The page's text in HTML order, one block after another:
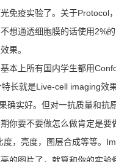
免疫实验了。关于Protocol
想通透细胞膜的话使用2%
果。
本上所有国内学生都用
长就是Live-cell imaging
确实好。但对一抗质量和抗
你要不要做怎么做肯定是
，亮度，图层合成等等。